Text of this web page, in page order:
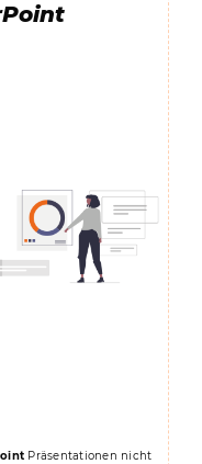
Präsentationen nicht